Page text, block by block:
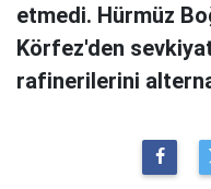
etmedi. Hürmüz
Körfez'den
rafinerilerini